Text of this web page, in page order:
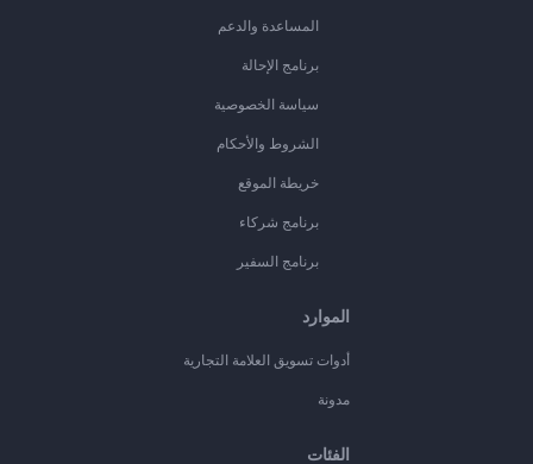
المساعدة والدعم
برنامج الإحالة
سياسة الخصوصية
الشروط والأحكام
خريطة الموقع
برنامج شركاء
برنامج السفير
الموارد
أدوات تسويق العلامة التجارية
مدونة
الفئات